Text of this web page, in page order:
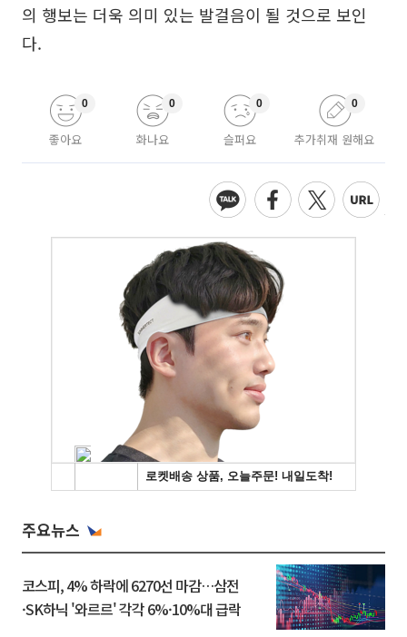
의 행보는 더욱 의미 있는 발걸음이 될 것으로 보인
다.
좋아요
0
화나요
0
슬퍼요
0
추가취재 원해요
0
주요뉴스
코스피, 4% 하락에 6270선 마감…삼전
·SK하닉 '와르르' 각각 6%·10%대 급락